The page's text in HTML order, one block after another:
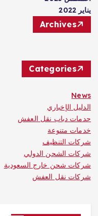
يناير 2022
Archives
Categories
News
الدليل الإخباري
حدمات دباب نقل العفش
خدمات متنوعة
شركات التنظيف
شركات الشحن الدولي
شركات شحن خارج السعودية
شركات نقل العفش